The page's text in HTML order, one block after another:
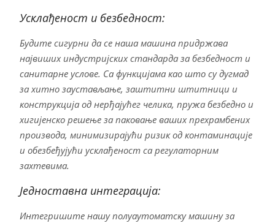
Усклађеност и безбедност:
Будите сигурни да се наша машина придржава
највиших индустријских стандарда за безбедност и
санитарне услове. Са функцијама као што су дугмад
за хитно заустављање, заштитни штитници и
конструкција од нерђајућег челика, пружа безбедно и
хигијенско решење за паковање ваших прехрамбених
производа, минимизирајући ризик од контаминације
и обезбеђујући усклађеност са регулаторним
захтевима.
Једноставна интеграција:
Интегришите нашу полуаутоматску машину за